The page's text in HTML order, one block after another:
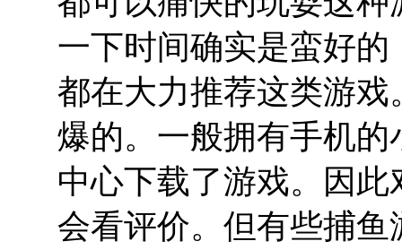
一下时间确实是蛮好
都在大力推荐这类游
爆的。一般拥有手机
中心下载了游戏。因
会看评价。但有些捕